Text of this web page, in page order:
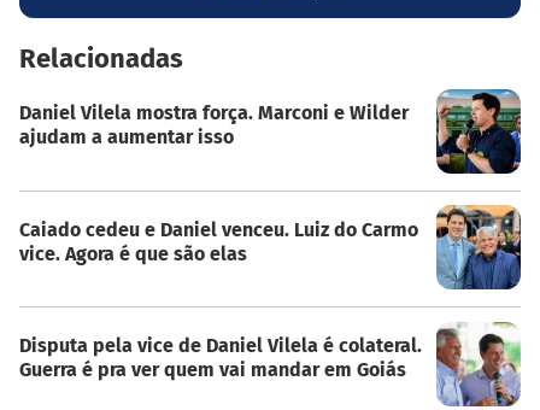
Relacionadas
Daniel Vilela mostra força. Marconi e Wilder
ajudam a aumentar isso
Caiado cedeu e Daniel venceu. Luiz do Carmo
vice. Agora é que são elas
Disputa pela vice de Daniel Vilela é colateral.
Guerra é pra ver quem vai mandar em Goiás